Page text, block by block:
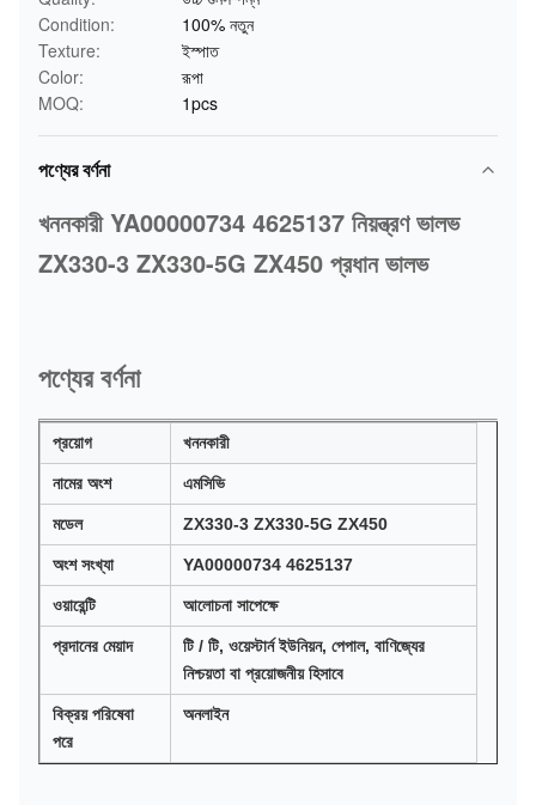
Condition:
100% নতুন
Texture:
ইস্পাত
Color:
রূপা
MOQ:
1pcs
পণ্যের বর্ণনা
খননকারী YA00000734 4625137 নিয়ন্ত্রণ ভালভ
ZX330-3 ZX330-5G ZX450 প্রধান ভালভ
পণ্যের বর্ণনা
প্রয়োগ খননকারী
নামের অংশ এমসিভি
মডেল ZX330-3 ZX330-5G ZX450
অংশ সংখ্যা YA00000734 4625137
ওয়ারেন্টি আলোচনা সাপেক্ষে
প্রদানের মেয়াদ
টি / টি, ওয়েস্টার্ন ইউনিয়ন, পেপাল, বাণিজ্যের
নিশ্চয়তা বা প্রয়োজনীয় হিসাবে
বিক্রয় পরিষেবা
পরে
অনলাইন